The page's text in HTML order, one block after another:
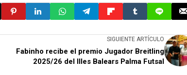
SIGUIENTE ARTÍCULO
Fabinho recibe el premio Jugador Breitling
2025/26 del Illes Balears Palma Futsal